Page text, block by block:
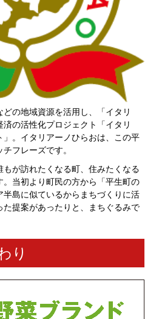
の地域資源を活用し、「イタリ
の活性化プロジェクト「イタリ
」。イタリアーノひらおは、この平
フレーズです。
もが訪れたくなる町、住みたくなる
当初より町民の方から「平生町の
半島に似ているからまちづくりに活
提案があったりと、まちぐるみで
り